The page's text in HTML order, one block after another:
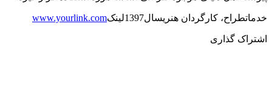
خدماتطراح، کارگردان هنریسال1397لینکwww.yourlink.com
اشتراک گذاری